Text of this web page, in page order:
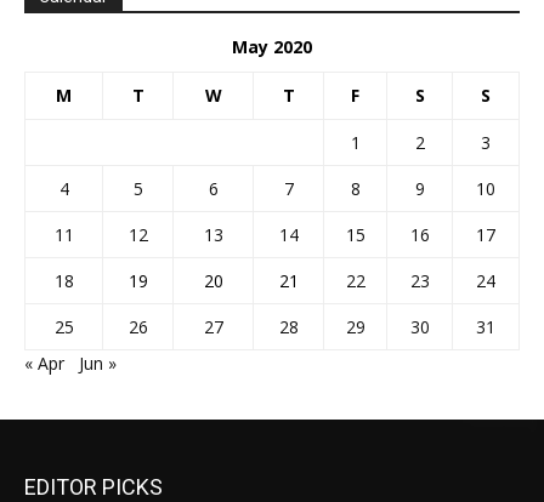
May 2020
M T W T F S S
1 2
3
4
5 6 7 8 9
10
11
12 13 14 15 16
17
18
19 20 21 22 23
24
25
26 27 28 29 30
31
« Apr
Jun »
EDITOR PICKS